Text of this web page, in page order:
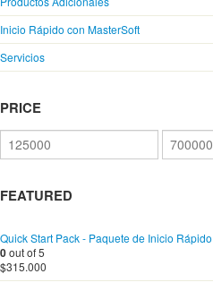
Inicio Rápido con MasterSoft
Servicios
PRICE
Precio
mínimo
Precio
máximo
FEATURED
Quick Start Pack - Paquete de Inicio Rápido
0out of 5
$315.000